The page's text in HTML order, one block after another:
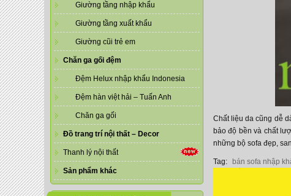
Giường tầng nhập khẩu
Giường tầng xuất khẩu
Giường cũi trẻ em
Chăn ga gối đệm
Đệm Helux nhập khẩu Indonesia
Đệm hàn việt hải – Tuấn Anh
Chăn ga gối
Đồ trang trí nội thất – Decor
Thanh lý nội thất
Sản phẩm khác
Chất liệu da cũng dễ
bảo độ bền và chất
những bộ sofa đẹp,
Tag: bán sofa nhập